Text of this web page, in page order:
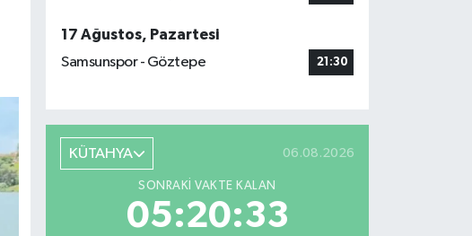
17 Ağustos, Pazartesi
Samsunspor - Göztepe
21:30
KÜTAHYA 06.08.2026
SONRAKI VAKTE KALAN
05:20:32